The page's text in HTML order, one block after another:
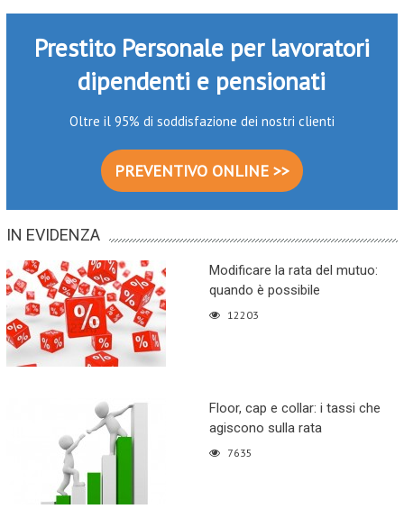
Prestito Personale per lavoratori
dipendenti e pensionati
Oltre il 95% di soddisfazione dei nostri clienti
PREVENTIVO ONLINE >>
IN EVIDENZA
Modificare la rata del mutuo:
quando è possibile
12203
Floor, cap e collar: i tassi che
agiscono sulla rata
7635